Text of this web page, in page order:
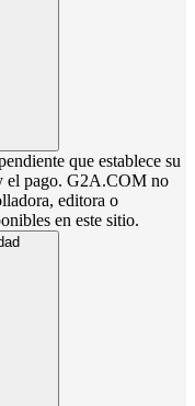
que establece su
el pago. G2A.COM no
editora o
en este sitio.